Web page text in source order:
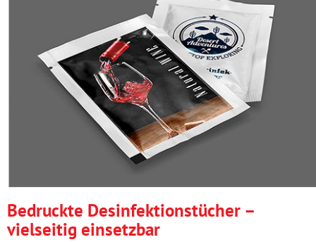
Bedruckte Desinfektionstücher –
vielseitig einsetzbar